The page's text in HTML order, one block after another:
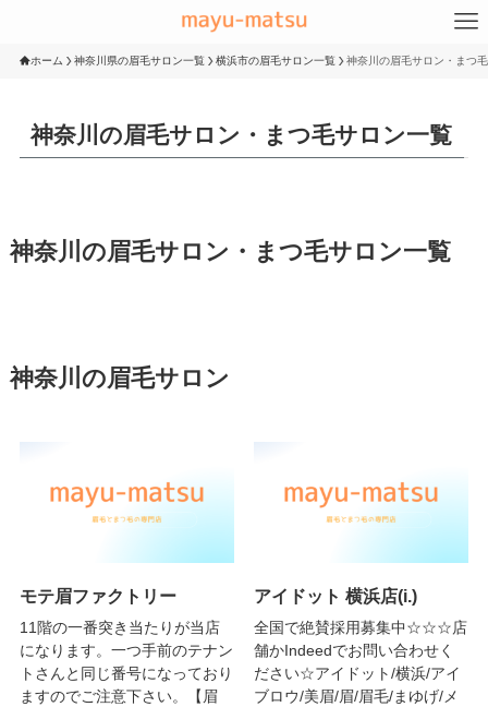
ホーム 神奈川県の眉毛サロン一覧 横浜市の眉毛サロン一覧 神奈川の眉毛サロン・まつ
神奈川の眉毛サロン・まつ毛サロン一覧
神奈川の眉毛サロン・まつ毛サロン一覧
神奈川の眉毛サロン
モテ眉ファクトリー
11階の一番突き当たりが当店
になります。一つ手前のテナン
トさんと同じ番号になっており
ますのでご注意下さい。【眉
アイドット 横浜店(i.)
全国で絶賛採用募集中☆☆☆店
舗かIndeedでお問い合わせく
ださい☆アイドット/横浜/アイ
ブロウ/美眉/眉/眉毛/まゆげ/メ